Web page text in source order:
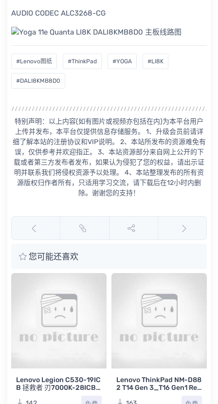
AUDIO CODEC ALC3268-CG
#Lenovo图纸 #ThinkPad #YOGA #LI8K
#DALI8KMB8D0
特别声明：以上内容(如有图片或视频亦包括在内)为本平台用户
上传并发布，本平台仅提供信息存储服务。 1、升级会员前请详
细了解本站的注册协议和VIP说明。 2、本站所发布的资源难免有
误，仅供参考并欢迎指正。 3、本站资源部分来自网上公开的下
载或者第三方发布者发布，如果认为侵犯了您的权益，请出示证
明并联系我们将侵权资源予以处理。 4、本站整理发布的所有资
源版权归作者所有，只适用学习交流，请下载后在12小时内删
除。谢谢您的支持！
您可能还喜欢
Lenovo Legion C530-19IC
B 拯救者 刃7000K-28ICB Y
Lenovo ThinkPad NM-D88
2 T14 Gen 3_T16 Gen1 Rev